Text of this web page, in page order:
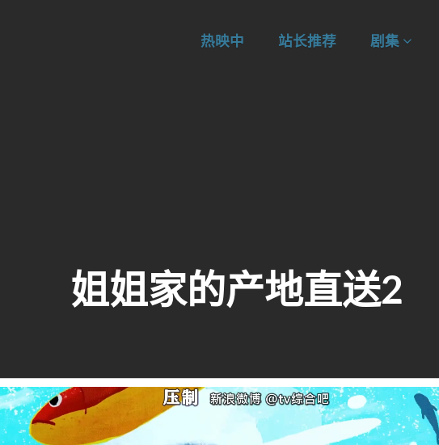
热映中 站长推荐 剧集
姐姐家的产地直送2